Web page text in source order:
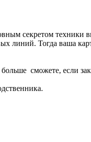
секретом техники
линий. Тогда ваша
сможете, если